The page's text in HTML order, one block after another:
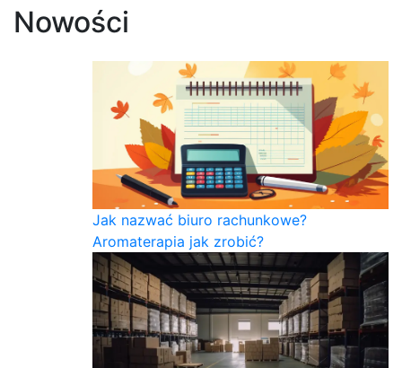
Nowości
Jak nazwać biuro rachunkowe?
Aromaterapia jak zrobić?